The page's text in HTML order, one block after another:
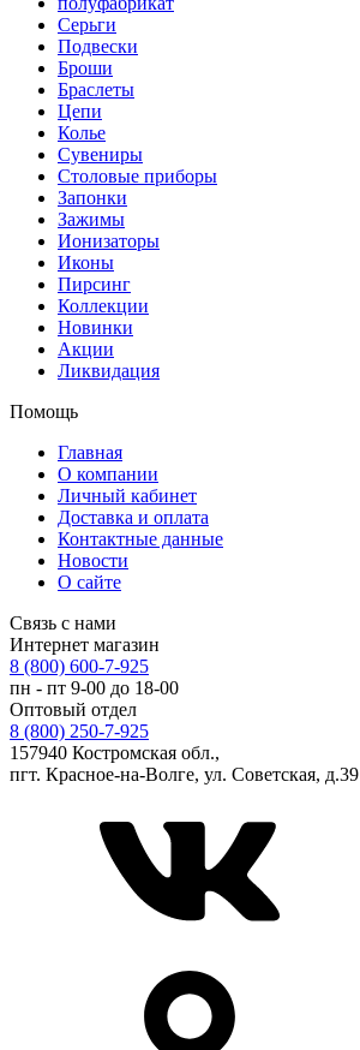
Серьги
Подвески
Броши
Браслеты
Цепи
Колье
Сувениры
Столовые приборы
Запонки
Зажимы
Ионизаторы
Иконы
Пирсинг
Коллекции
Новинки
Акции
Ликвидация
Помощь
Главная
О компании
Личный кабинет
Доставка и оплата
Контактные данные
Новости
О сайте
Связь с нами
Интернет магазин
8 (800) 600-7-925
пн - пт 9-00 до 18-00
Оптовый отдел
8 (800) 250-7-925
157940 Костромская обл.,
пгт. Красное-на-Волге, ул. Советская, д.39